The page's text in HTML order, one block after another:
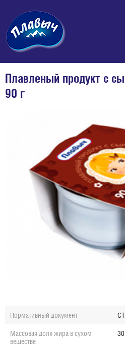
Плавленый продукт с
90 г
Нормативный документ
Массовая доля жира в сухом
веществе